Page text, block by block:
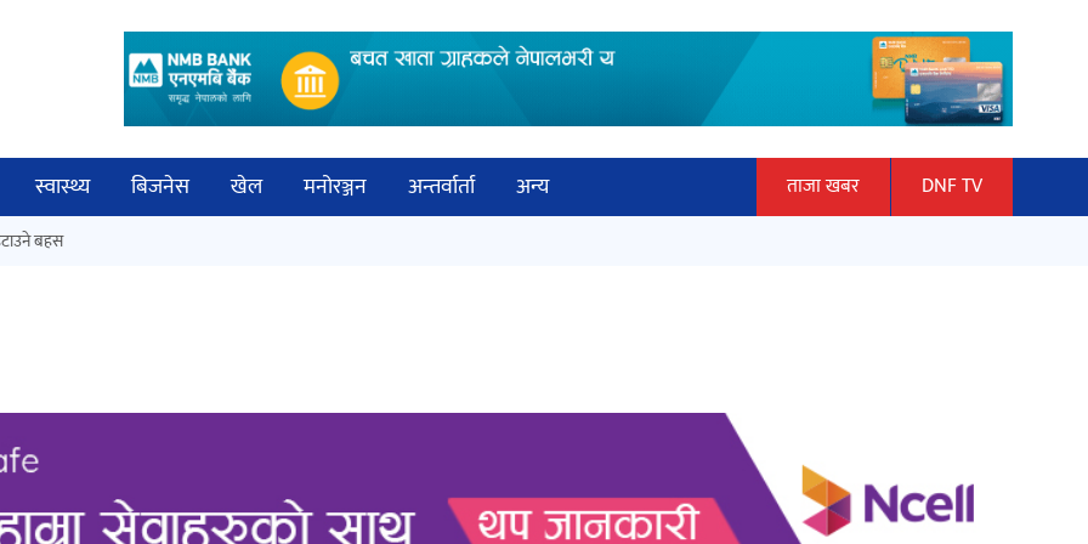
स्वास्थ्य बिजनेस खेल मनोरञ्जन अन्तर्वार्ता
अन्य
ताजा खबर DNF TV
औपचारिक सेवा सञ्चालनमा
हलमा छैन ‘गौँथली’को टिकट
बहस